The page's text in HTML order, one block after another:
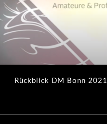
Rückblick DM Bonn 2021